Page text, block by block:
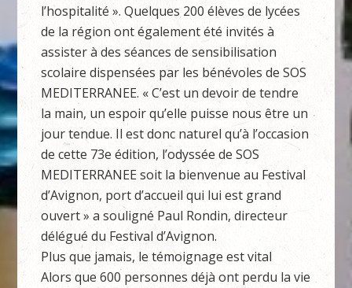
l’hospitalité ». Quelques 200 élèves de lycées
de la région ont également été invités à
assister à des séances de sensibilisation
scolaire dispensées par les bénévoles de SOS
MEDITERRANEE. « C’est un devoir de tendre
la main, un espoir qu’elle puisse nous être un
jour tendue. Il est donc naturel qu’à l’occasion
de cette 73e édition, l’odyssée de SOS
MEDITERRANEE soit la bienvenue au Festival
d’Avignon, port d’accueil qui lui est grand
ouvert » a souligné Paul Rondin, directeur
délégué du Festival d’Avignon.
Plus que jamais, le témoignage est vital
Alors que 600 personnes déjà ont perdu la vie